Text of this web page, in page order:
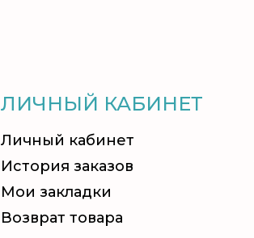
ЛИЧНЫЙ КАБИНЕТ
Личный кабинет
История заказов
Мои закладки
Возврат товара